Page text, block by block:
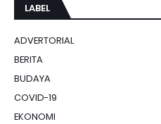
LABEL
ADVERTORIAL
BERITA
BUDAYA
COVID-19
EKONOMI